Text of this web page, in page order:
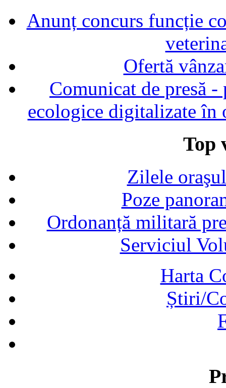
Anunț concurs funcție
Ofertă
Comunicat de presă
ecologice digitalizate în
Top
Zilele
Poze
Ordonanță militară
Serviciul
Harta
Știri/